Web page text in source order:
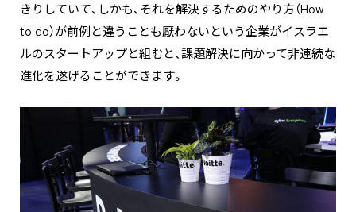
きりしていて、しかも、それを解決するためのやり方（How
to do）が前例と違うことも厭わないという企業がイスラエ
ルのスタートアップと組むと、課題解決に向かって非連続な
進化を遂げることができます。